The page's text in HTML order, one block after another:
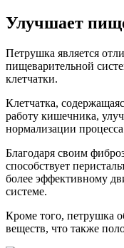
Улучшает
Петрушка является
пищеварительной
клетчатки.
Клетчатка,
работу кишечника,
нормализации
Благодаря своим
способствует
более эффективному
системе.
Кроме того, петрушка
веществ, что также